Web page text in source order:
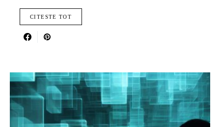
CITESTE TOT